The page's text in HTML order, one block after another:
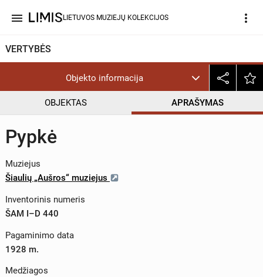
menu LIETUVOS MUZIEJŲ KOLEKCIJOS more_vert
VERTYBĖS
Objekto informacija
OBJEKTAS APRAŠYMAS
Pypkė
Muziejus
Šiaulių „Aušros“ muziejus
Inventorinis numeris
ŠAM I–D 440
Pagaminimo data
1928 m.
Medžiagos